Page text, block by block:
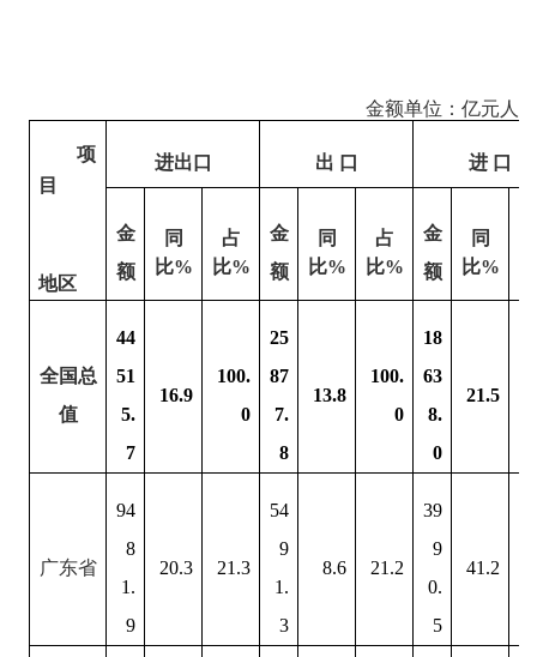
金额单位：亿元人
项
目
地区
进出口 出 口 进 口
金
额
同
比%
占
比%
金
额
同
比%
占
比%
金
额
同
比%
全国总
值
44
51
5.
7
16.9
100.
0
25
87
7.
8
13.8
100.
0
18
63
8.
0
21.5
广东省
94
8
1.
9
20.3 21.3
54
9
1.
3
8.6 21.2
39
9
0.
5
41.2